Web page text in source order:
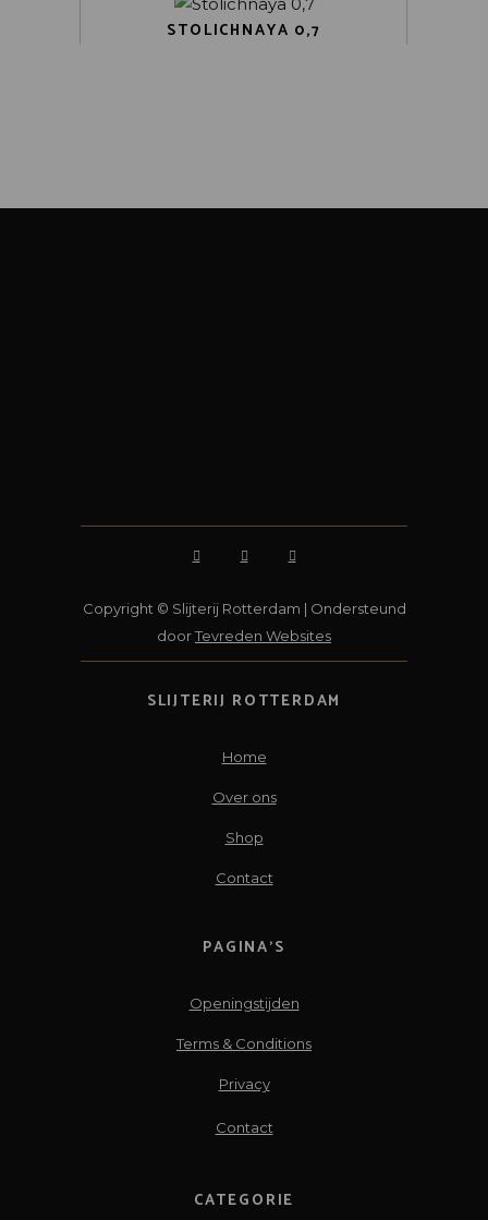
STOLICHNAYA 0,7
Copyright © Slijterij Rotterdam | Ondersteund
doorTevreden Websites
SLIJTERIJ ROTTERDAM
Home
Over ons
Shop
Contact
PAGINA’S
Openingstijden
Terms & Conditions
Privacy
Contact
CATEGORIE